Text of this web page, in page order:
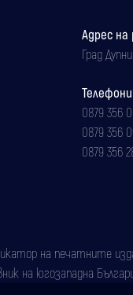
Адрес на
Град
0879 356
0879 356
0879 356
на печатните
югозападна